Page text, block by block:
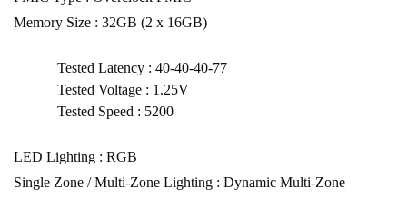
Memory Size : 32GB (2 x 16GB)
Tested Latency : 40-40-40-77
Tested Voltage : 1.25V
Tested Speed : 5200
LED Lighting : RGB
Single Zone / Multi-Zone Lighting : Dynamic Multi-Zone